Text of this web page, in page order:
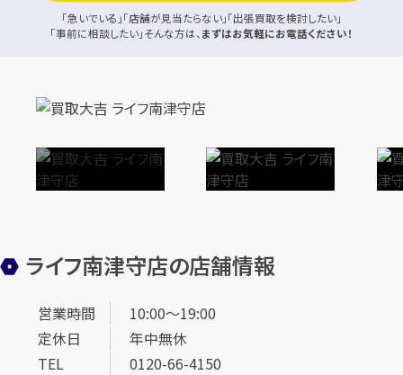
「急いでいる」「店舗が見当たらない」「出張買取を検討したい」
「事前に相談したい」そんな方は、 まずはお気軽にお電話ください！
ライフ南津守店の店舗情報
営業時間
10:00～19:00
定休日
年中無休
TEL
0120-66-4150